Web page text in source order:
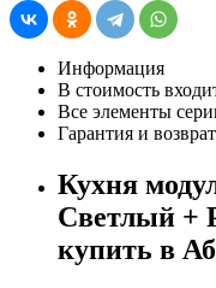
Информация
В стоимость
Все элементы
Гарантия и возврат
Кухня
Светлый +
купить в